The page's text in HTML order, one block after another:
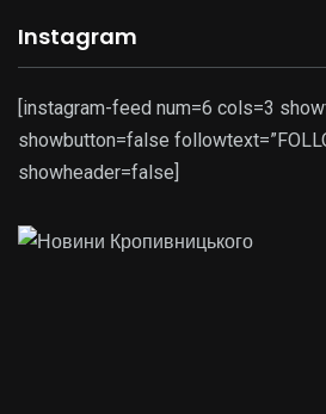
Instagram
[instagram-feed num=6 cols=3
showbutton=false
showheader=false]